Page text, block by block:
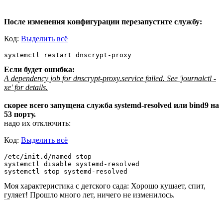
После изменения конфигурации перезапустите службу:
Код: Выделить всё
systemctl restart dnscrypt-proxy
Если будет ошибка:
A dependency job for dnscrypt-proxy.service failed. See 'journalctl -
xe' for details.
скорее всего запущена служба systemd-resolved или bind9 на
53 порту.
надо их отключить:
Код: Выделить всё
/etc/init.d/named stop
systemctl disable systemd-resolved
systemctl stop systemd-resolved
Моя характеристика с детского сада: Хорошо кушает, спит,
гуляет! Прошло много лет, ничего не изменилось.